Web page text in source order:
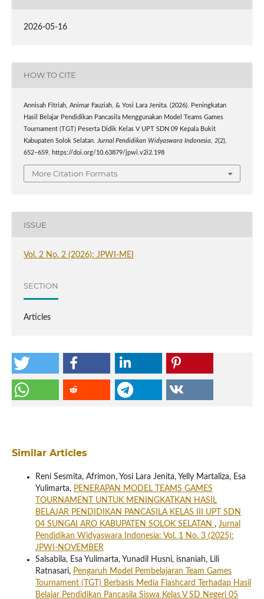
2026-05-16
HOW TO CITE
Annisah Fitriah, Animar Fauziah, & Yosi Lara Jenita. (2026). Peningkatan
Hasil Belajar Pendidikan Pancasila Menggunakan Model Teams Games
Tournament (TGT) Peserta Didik Kelas V UPT SDN 09 Kepala Bukit
Kabupaten Solok Selatan.
Jurnal Pendidikan Widyaswara Indonesia 2(2),
652–659. https://doi.org/10.63879/jpwi.v2i2.198
More Citation Formats
ISSUE
Vol. 2 No. 2 (2026): JPWI-MEI
SECTION
Articles
Similar Articles
Reni Sesmita, Afrimon, Yosi Lara Jenita, Yelly Martaliza, Esa
Yulimarta, PENERAPAN MODEL TEAMS GAMES
TOURNAMENT UNTUK MENINGKATKAN HASIL
BELAJAR PENDIDIKAN PANCASILA KELAS III UPT SDN
04 SUNGAI ARO KABUPATEN SOLOK SELATAN , Jurnal
Pendidikan Widyaswara Indonesia: Vol. 1 No. 3 (2025):
JPWI-NOVEMBER
Salsabila, Esa Yulimarta, Yunadil Husni, isnaniah, Lili
Ratnasari, Pengaruh Model Pembelajaran Team Games
Tournament (TGT) Berbasis Media Flashcard Terhadap Hasil
Belajar Pendidikan Pancasila Siswa Kelas V SD Negeri 05